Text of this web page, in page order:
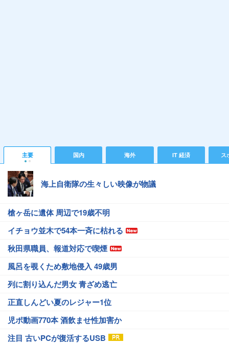
主要 国内 海外 IT 経済 ス
海上自衛隊の生々しい映像が物議
槍ヶ岳に遺体 周辺で19歳不明
イチョウ並木で54本一斉に枯れる
秋田県職員、報道対応で喫煙
風呂を覗くため敷地侵入 49歳男
列に割り込んだ男女 青ざめ逃亡
正直しんどい夏のレジャー1位
児ポ動画770本 酒飲ませ性加害か
注目 古いPCが復活するUSB